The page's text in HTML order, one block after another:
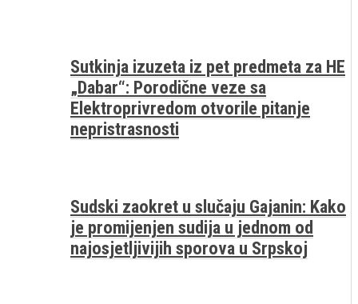
Sutkinja izuzeta iz pet predmeta za HE
„Dabar“: Porodične veze sa
Elektroprivredom otvorile pitanje
nepristrasnosti
Sudski zaokret u slučaju Gajanin: Kako
je promijenjen sudija u jednom od
najosjetljivijih sporova u Srpskoj